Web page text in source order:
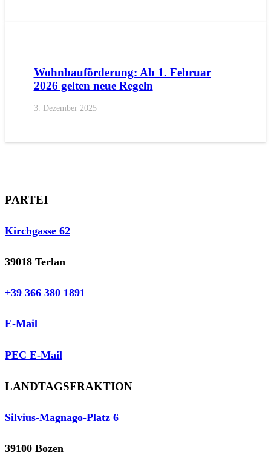
Wohnbauförderung: Ab 1. Februar
2026 gelten neue Regeln
3. Dezember 2025
PARTEI
Kirchgasse 62
39018 Terlan
+39 366 380 1891
E-Mail
PEC E-Mail
LANDTAGSFRAKTION
Silvius-Magnago-Platz 6
39100 Bozen